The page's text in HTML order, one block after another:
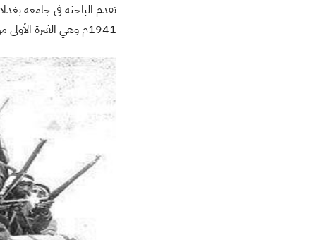
تقدم الباحثة في جامعة
1941م وهي الفترة الأولى من الحكم الملكي للعراق الذي كان يحاول الانبثاق عن الوصاية البريطانية.